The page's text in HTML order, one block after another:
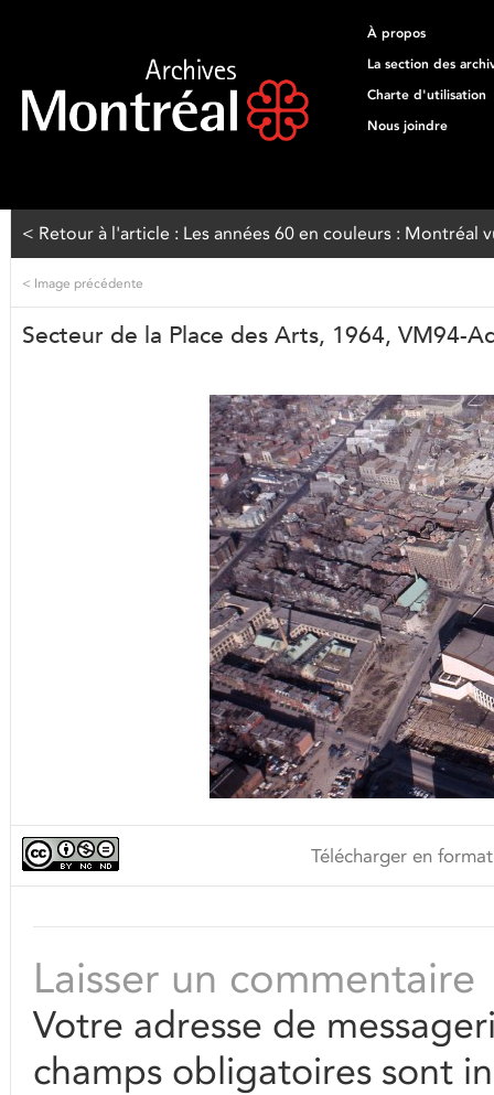
À propos
La section des
Charte d'utilisation
Nous joindre
< Retour à l'article : Les années 60 en couleurs : Montréal
< Image précédente
Secteur de la Place des Arts, 1964, VM94-
Télécharger en
Laisser un commentaire
Votre adresse de
champs obligatoires sont